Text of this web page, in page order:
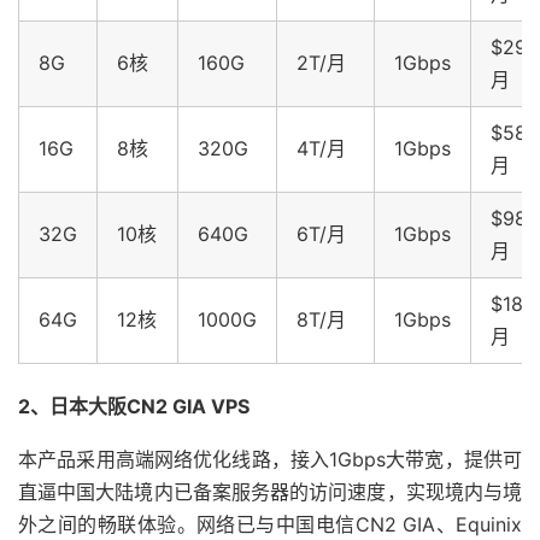
8G 6核 160G 2T/月 1Gbps
月
16G 8核 320G 4T/月 1Gbps
月
32G 10核 640G 6T/月 1Gbps
月
64G 12核 1000G 8T/月 1Gbps
月
2、 日本大阪CN2 GIA VPS
本产品采用高端网络优化线路，接入1Gbps大带宽，提供可
直逼中国大陆境内已备案服务器的访问速度，实现境内与境
外之间的畅联体验。网络已与中国电信CN2 GIA、Equinix